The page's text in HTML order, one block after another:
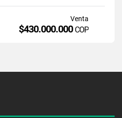
Venta
$430.000.000 COP